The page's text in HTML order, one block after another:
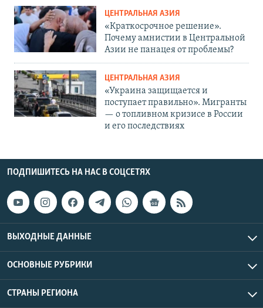
ЦЕНТРАЛЬНАЯ АЗИЯ
«Краткосрочное решение».
Почему амнистии в Центральной
Азии не панацея от проблемы?
ЦЕНТРАЛЬНАЯ АЗИЯ
«Украина защищается и
поступает правильно». Мигранты
— о топливном кризисе в России
и его последствиях
ПОДПИШИТЕСЬ НА НАС В СОЦСЕТЯХ
ВЫХОДНЫЕ ДАННЫЕ
ОСНОВНЫЕ РУБРИКИ
СТРАНЫ РЕГИОНА